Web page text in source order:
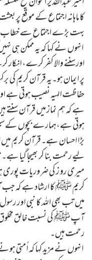
کا ماہانہ اجتماع کے موقع
بہت بڑے اجتماع سے
انہوں نے کہا کہ یہ ممکن ہی
اورسننے والا کفر کرے،
پر ایمان ہو۔یہ قرآن کریم
حفاظت الہیہ نصیب ہوتی ہے
ہے کہ ہم نماز میں قرآن
ہوتی ہے،ہمارے بچوں کے
بڑا احسان ہے۔قرآن کریم
لیے رحمت بنا کر بھیجا گیا
میری رو ز کی ضروریات پوری
کریم ﷺ کا ارشاد ہے کہ جب
میں تب بھی اللہ کا نبی اور
آپ ﷺ کی نسبت خالق
رحمت ہیں۔
انہوں نے مزید کہا کہ اُمتی